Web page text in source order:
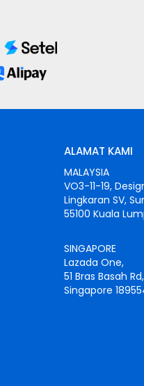
ALAMAT KAMI
MALAYSIA
VO3-11-19,
Lingkaran SV,
55100 Kuala
SINGAPORE
Lazada One,
51 Bras Basah
Singapore